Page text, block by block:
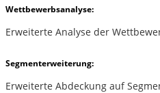
Wettbewerbsanalyse:
Erweiterte Analyse der
Segmenterweiterung:
Erweiterte Abdeckung auf